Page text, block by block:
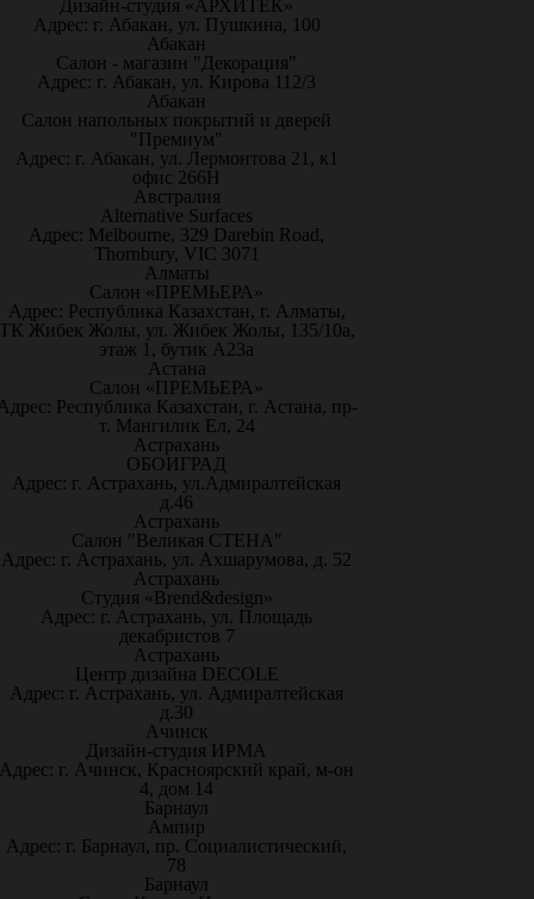
Дизайн-студия «АРХИТЕК»
Адрес: г. Абакан, ул. Пушкина, 100
Абакан
Салон - магазин "Декорация"
Адрес: г. Абакан, ул. Кирова 112/3
Абакан
Салон напольных покрытий и дверей
"Премиум"
Адрес: г. Абакан, ул. Лермонтова 21, к1
офис 266Н
Австралия
Alternative Surfaces
Адрес: Melbourne, 329 Darebin Road,
Thornbury, VIC 3071
Алматы
Салон «ПРЕМЬЕРА»
Адрес: Республика Казахстан, г. Алматы,
Жибек Жолы, ул. Жибек Жолы, 135/10а,
этаж 1, бутик А23а
Астана
Салон «ПРЕМЬЕРА»
Республика Казахстан, г. Астана, пр-
т. Мангилик Ел, 24
Астрахань
ОБОИГРАД
Адрес: г. Астрахань, ул.Адмиралтейская
д.46
Астрахань
Салон "Великая СТЕНА"
Адрес: г. Астрахань, ул. Ахшарумова, д. 52
Астрахань
Студия «Brend&design»
Адрес: г. Астрахань, ул. Площадь
декабристов 7
Астрахань
Центр дизайна DECOLE
Адрес: г. Астрахань, ул. Адмиралтейская
д.30
Ачинск
Дизайн-студия ИРМА
Адрес: г. Ачинск, Красноярский край, м-он
4, дом 14
Барнаул
Ампир
Адрес: г. Барнаул, пр. Социалистический,
78
Барнаул